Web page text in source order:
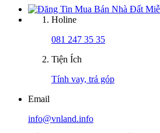
Holine
081 247 35 35
Tiện Ích
Tính vay, trả góp
Email
info@vnland.info